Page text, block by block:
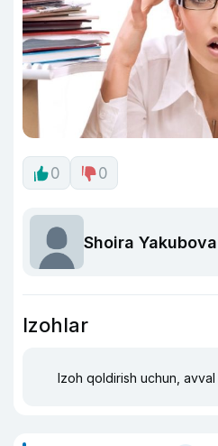
0 0
Shoira Yakubova
Izohlar
Izoh qoldirish uchun, avval